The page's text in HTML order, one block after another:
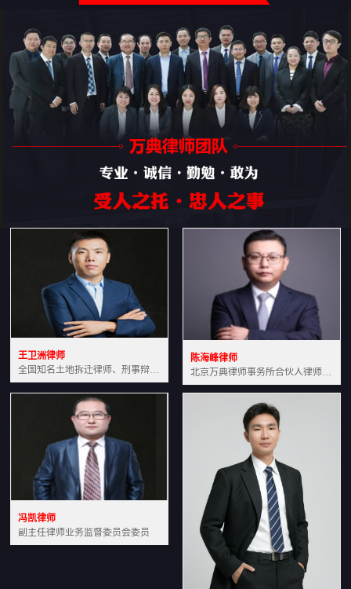
王卫洲律师
全国知名土地拆迁律师、刑事辩护律师北京万典律师事务所主任中国法学会会员北京市行政法研究会理事
陈海峰律师
北京万典律师事务所合伙人律师土地房产专业资深律师
冯凯律师
副主任律师业务监督委员会委员